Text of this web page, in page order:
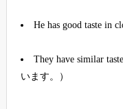
He has good taste in
They have similar
います。）